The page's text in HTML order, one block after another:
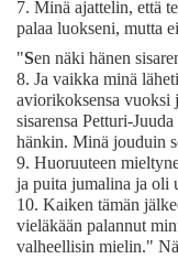
7. Minä ajattelin, että
palaa luokseni, mutta
"Sen näki hänen
8. Ja vaikka minä
aviorikoksensa vuoksi
sisarensa Petturi-
hänkin. Minä jouduin
9. Huoruuteen
ja puita jumalina ja oli
10. Kaiken tämän
vieläkään palannut
valheellisin mielin."